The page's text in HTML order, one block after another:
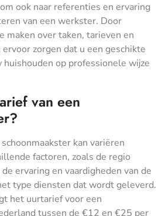
ook naar referenties en ervaring
van een werkster. Door
maken over taken, tarieven en
zorgen dat u een geschikte
op professionele wijze
van een
kan variëren
factoren, zoals de regio
ervaring en vaardigheden van de
type diensten dat wordt geleverd.
het uurtarief voor een
tussen de €12 en €25 per